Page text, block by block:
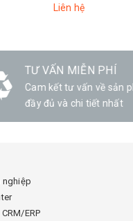
Liên hệ
PHÍ
vấn về sản phẩm, giải pháp
chi tiết nhất
nghiệp
ERP